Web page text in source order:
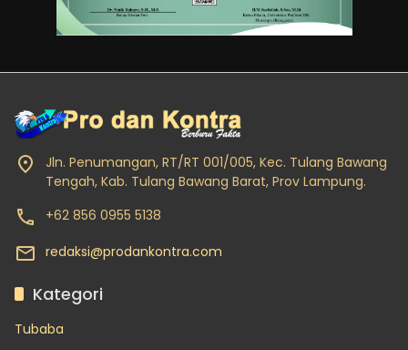
Jln. Penumangan, RT/RT 001/005, Kec. Tulang Bawang
Tengah, Kab. Tulang Bawang Barat, Prov Lampung.
+62 856 0955 5138
redaksi@prodankontra.com
Kategori
Tubaba